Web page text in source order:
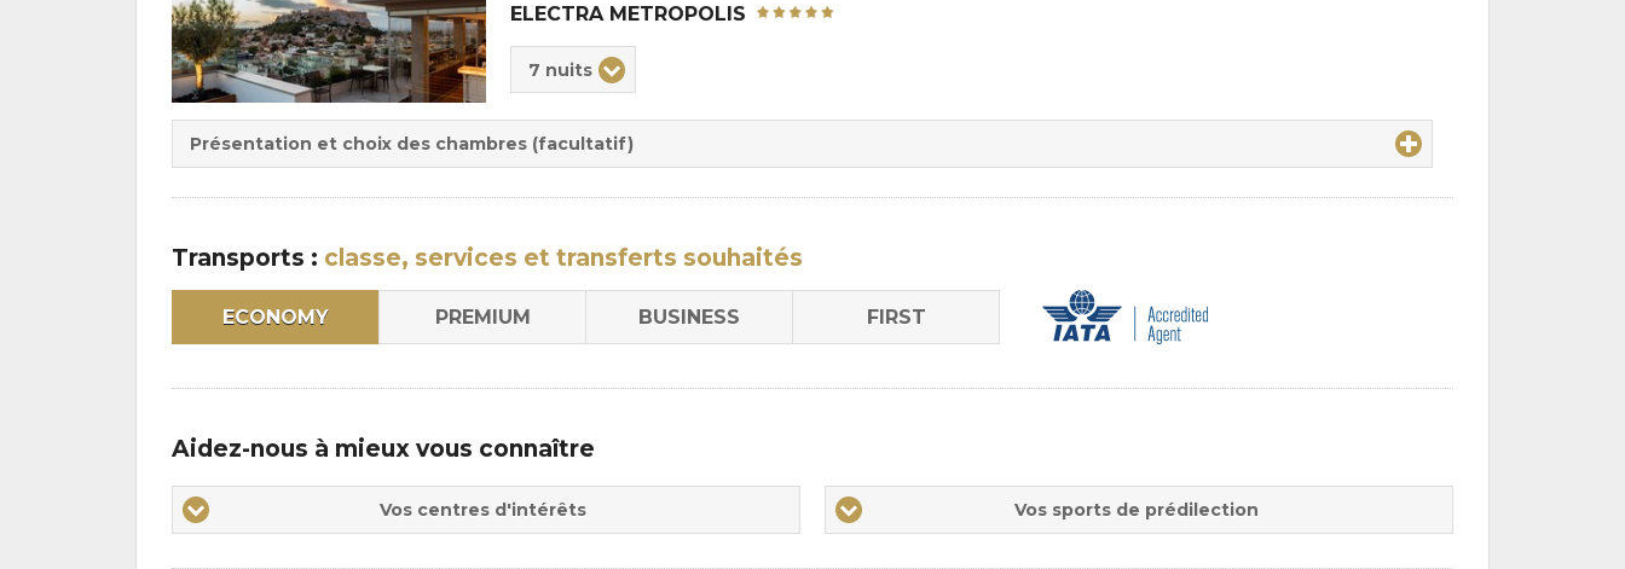
ELECTRA METROPOLIS
pension
:
:
7 nuits
Présentation et choix des chambres (facultatif)
Transports : classe, services et transferts souhaités
ECONOMY PREMIUM BUSINESS FIRST
Aidez-nous à mieux vous connaître
Vos
centres
Vos centres d'intérêts
Vos
sports
Vos sports de prédilection